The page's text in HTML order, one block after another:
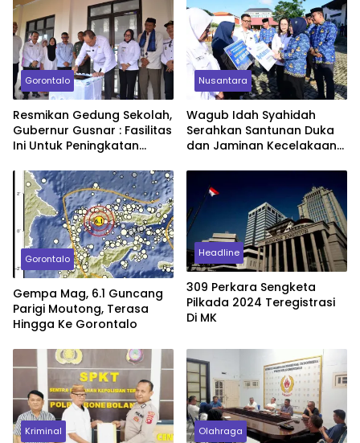
Gorontalo
Resmikan Gedung Sekolah,
Gubernur Gusnar : Fasilitas
Ini Untuk Peningkatan
Nusantara
Wagub Idah Syahidah
Serahkan Santunan Duka
dan Jaminan Kecelakaan
Gorontalo
Gempa Mag, 6.1 Guncang
Parigi Moutong, Terasa
Hingga Ke Gorontalo
Headline
309 Perkara Sengketa
Pilkada 2024 Teregistrasi
Di MK
Kriminal Olahraga